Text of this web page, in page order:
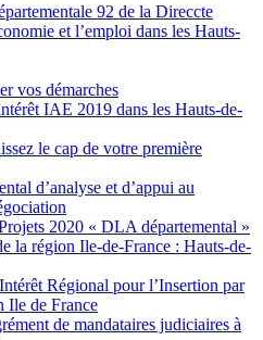
92 de la Direccte
et l’emploi dans les Hauts-
vos démarches
IAE 2019 dans les Hauts-de-
le cap de votre première
d’analyse et d’appui au
2020 « DLA départemental »
la région Ile-de-France : Hauts-de-
Régional pour l’Insertion par
Ile de France
de mandataires judiciaires à